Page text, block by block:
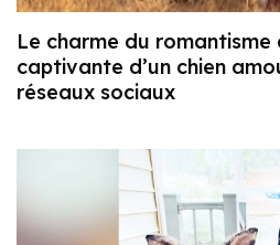
Le charme du romantisme
captivante d’un chien
réseaux sociaux